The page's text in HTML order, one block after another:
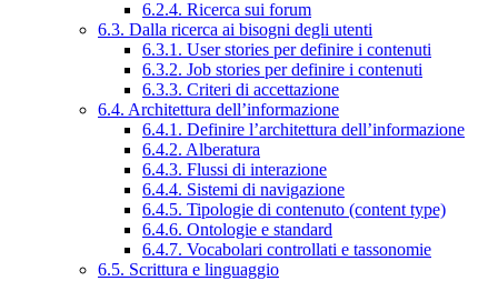
6.2.4. Ricerca sui forum
6.3. Dalla ricerca ai bisogni degli utenti
6.3.1. User stories per definire i contenuti
6.3.2. Job stories per definire i contenuti
6.3.3. Criteri di accettazione
6.4. Architettura dell’informazione
6.4.1. Definire l’architettura dell’informazione
6.4.2. Alberatura
6.4.3. Flussi di interazione
6.4.4. Sistemi di navigazione
6.4.5. Tipologie di contenuto (content type)
6.4.6. Ontologie e standard
6.4.7. Vocabolari controllati e tassonomie
6.5. Scrittura e linguaggio